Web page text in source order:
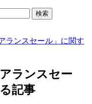
検索
ランスセール」に関す
ランスセー
記事